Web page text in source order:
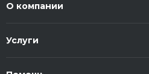
О компании
Услуги